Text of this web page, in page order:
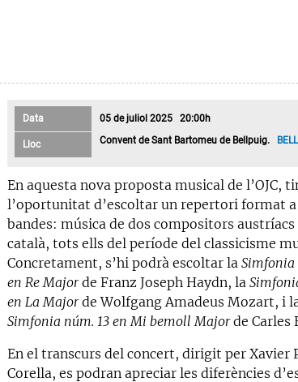
Data 05 de juliol 2025 20:00h
Lloc Convent de Sant Bartomeu de Bellpuig.
En aquesta nova proposta musical de l’OJC,
l’oportunitat d’escoltar un repertori format
bandes: música de dos compositors austríacs
català, tots ells del període del classicisme
Concretament, s’hi podrà escoltar laSimfonia
en Re Majorde Franz Joseph Haydn, la
en La Majorde Wolfgang Amadeus Mozart, i
Simfonia núm. 13 en Mi bemoll Majorde Carles
En el transcurs del concert, dirigit per Xavier
Corella, es podran apreciar les diferències